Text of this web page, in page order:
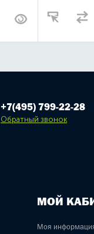
+7(495) 799-22-28
Обратный звонок
МОЙ
Моя